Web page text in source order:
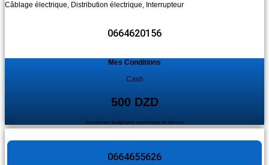
Câblage électrique, Distribution électrique, Interrupteur
0664620156
Mes Conditions
Cash
500 DZD
le minimum budget pour commander un service
0664655626